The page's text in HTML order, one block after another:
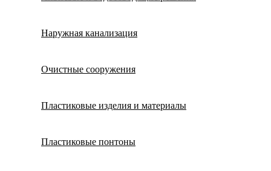
Наружная канализация
Очистные сооружения
Пластиковые изделия и материалы
Пластиковые понтоны